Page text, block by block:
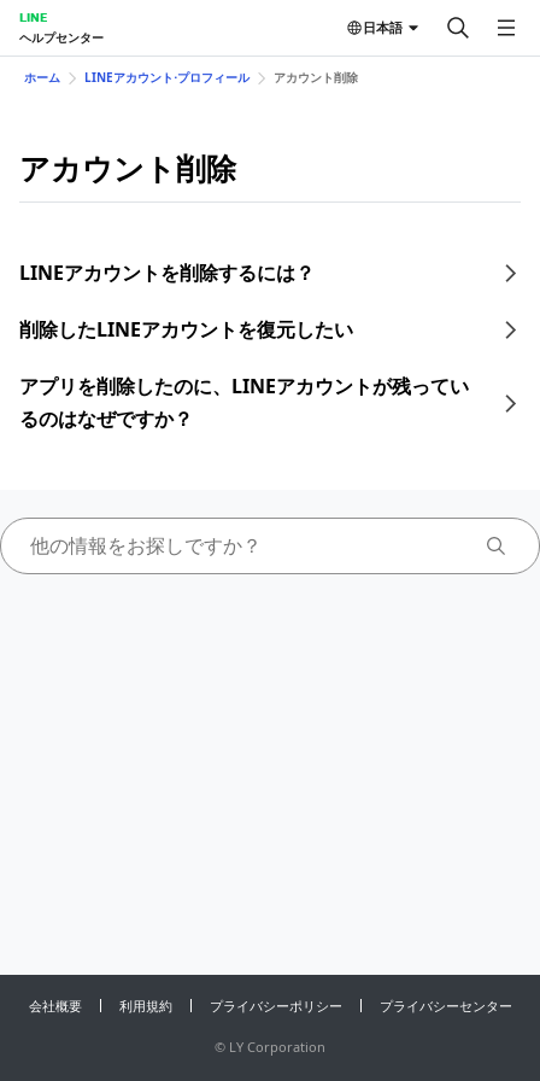
LINE
ヘルプセンター
日本語
ホーム LINEアカウント⋅プロフィール アカウント削除
アカウント削除
LINEアカウントを削除するには？
削除したLINEアカウントを復元したい
アプリを削除したのに、LINEアカウントが残ってい
るのはなぜですか？
会社概要 利用規約 プライバシーポリシー プライバシーセンター
© LY Corporation